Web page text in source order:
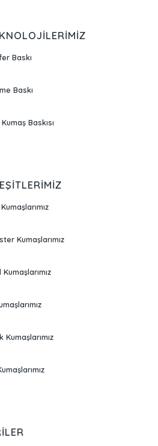
Baskı
Baskı
Baskısı
Kumaşlarımız
Kumaşlarımız